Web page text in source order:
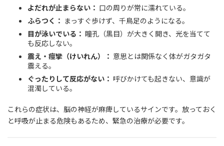
よだれが止まらない： 口の周りが常に濡れている。
ふらつく： まっすぐ歩けず、千鳥足のようになる。
目が泳いでいる： 瞳孔（黒目）が大きく開き、光を当てて
も反応しない。
震え・痙攣（けいれん）： 意思とは関係なく体がガタガタ
震える。
ぐったりして反応がない： 呼びかけても起きない、意識が
混濁している。
これらの症状は、脳の神経が麻痺しているサインです。放っておく
と呼吸が止まる危険もあるため、緊急の治療が必要です。